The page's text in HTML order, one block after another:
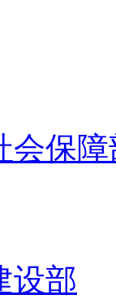
会保
设部